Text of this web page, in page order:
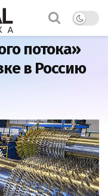
потока»
в Россию